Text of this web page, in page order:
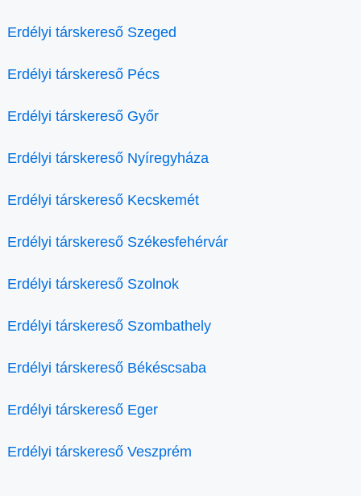
Erdélyi társkereső Szeged
Erdélyi társkereső Pécs
Erdélyi társkereső Győr
Erdélyi társkereső Nyíregyháza
Erdélyi társkereső Kecskemét
Erdélyi társkereső Székesfehérvár
Erdélyi társkereső Szolnok
Erdélyi társkereső Szombathely
Erdélyi társkereső Békéscsaba
Erdélyi társkereső Eger
Erdélyi társkereső Veszprém